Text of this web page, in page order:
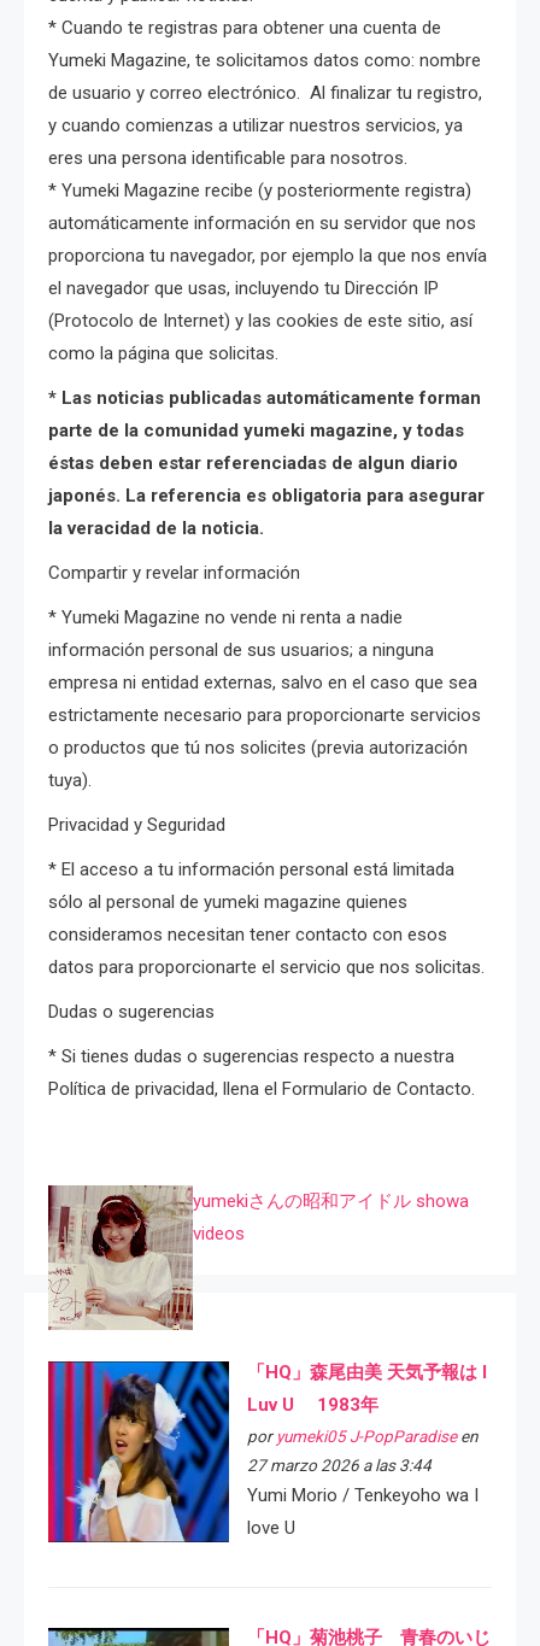
* Cuando te registras para obtener una cuenta de
Yumeki Magazine, te solicitamos datos como: nombre
de usuario y correo electrónico. Al finalizar tu registro,
y cuando comienzas a utilizar nuestros servicios, ya
eres una persona identificable para nosotros.
* Yumeki Magazine recibe (y posteriormente registra)
automáticamente información en su servidor que nos
proporciona tu navegador, por ejemplo la que nos envía
el navegador que usas, incluyendo tu Dirección IP
(Protocolo de Internet) y las cookies de este sitio, así
como la página que solicitas.
* Las noticias publicadas automáticamente forman
parte de la comunidad yumeki magazine, y todas
éstas deben estar referenciadas de algun diario
japonés. La referencia es obligatoria para asegurar
la veracidad de la noticia.
Compartir y revelar información
* Yumeki Magazine no vende ni renta a nadie
información personal de sus usuarios; a ninguna
empresa ni entidad externas, salvo en el caso que sea
estrictamente necesario para proporcionarte servicios
o productos que tú nos solicites (previa autorización
tuya).
Privacidad y Seguridad
* El acceso a tu información personal está limitada
sólo al personal de yumeki magazine quienes
consideramos necesitan tener contacto con esos
datos para proporcionarte el servicio que nos solicitas.
Dudas o sugerencias
* Si tienes dudas o sugerencias respecto a nuestra
Política de privacidad, llena el Formulario de Contacto.
yumekiさんの昭和アイドル showa
videos
「HQ」森尾由美 天気予報は I
Luv U 1983年
por yumeki05 J-PopParadiseen
27 marzo 2026 a las 3:44
Yumi Morio / Tenkeyoho wa I
love U
「HQ」菊池桃子 青春のいじ